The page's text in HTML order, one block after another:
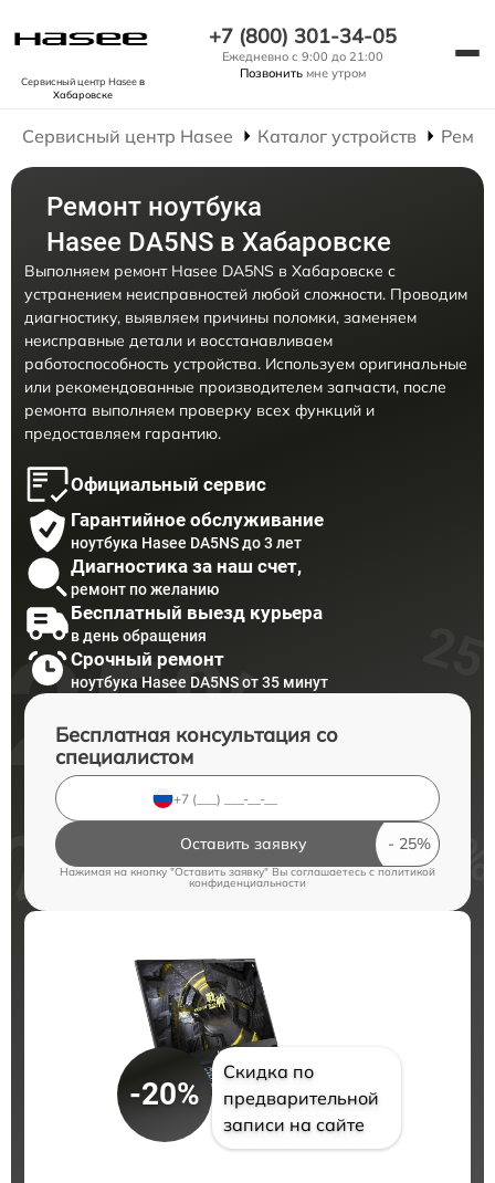
Сервисный центр Haseeв
Хабаровске
+7 (800) 301-34-05
Ежедневно с 9:00 до 21:00
Позвонить мне утром
Сервисный центр Hasee Каталог устройств
Ремонт ноутбука
Hasee DA5NS в Хабаровске
Выполняем ремонт Hasee DA5NS в Хабаровске с
устранением неисправностей любой сложности. Проводим
диагностику, выявляем причины поломки, заменяем
неисправные детали и восстанавливаем
работоспособность устройства. Используем оригинальные
или рекомендованные производителем запчасти, после
ремонта выполняем проверку всех функций и
предоставляем гарантию.
Официальный сервис
Гарантийное обслуживание
ноутбука Hasee DA5NS до 3 лет
Диагностика за наш счет,
ремонт по желанию
Бесплатный выезд курьера
в день обращения
Срочный ремонт
ноутбука Hasee DA5NS от 35 минут
Бесплатная консультация со
специалистом
Оставить заявку
Нажимая на кнопку "Оставить заявку" Вы соглашаетесь cполитикой
конфиденциальности
-20%
Скидка по
предварительной
записи на сайте